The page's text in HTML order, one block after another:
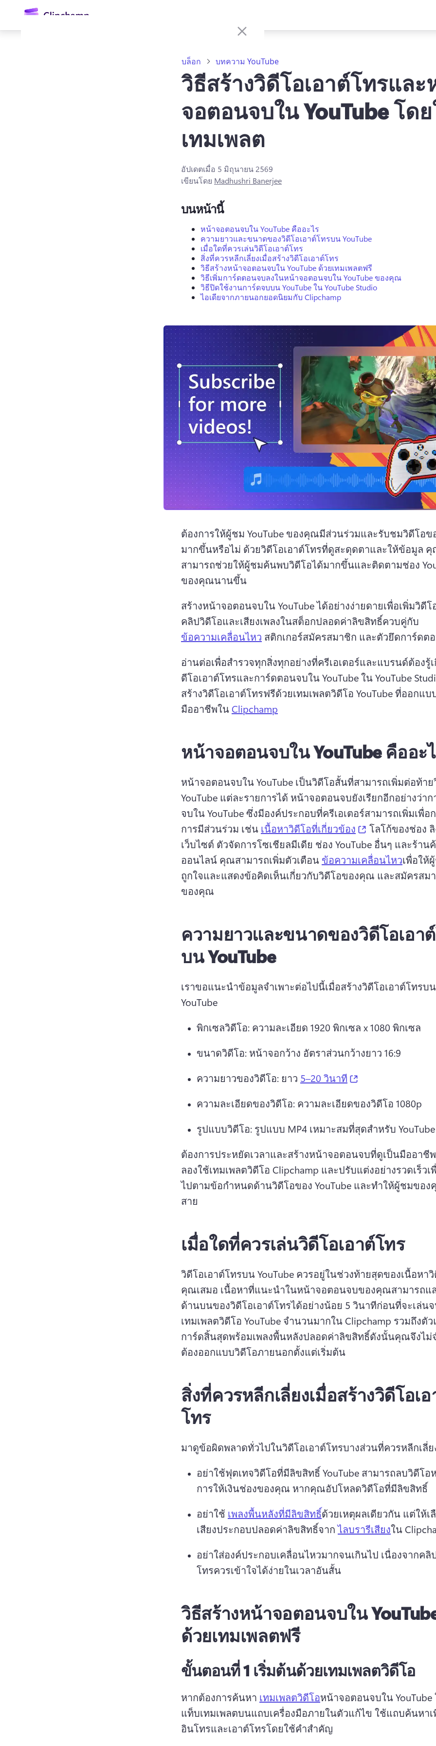
บล็อก บทความ YouTube
วิธีสร้างวิดีโอเอาต์โทรและ
จอตอนจบใน YouTube โด
เทมเพลต
อัปเดตเมื่อ 5 มิถุนายน 2569
เขียนโดย Madhushri Banerjee
บนหน้านี้
หน้าจอตอนจบใน YouTube คืออะไร
ความยาวและขนาดของวิดีโอเอาต์โทรบน YouTube
เมื่อใดที่ควรเล่นวิดีโอเอาต์โทร
สิ่งที่ควรหลีกเลี่ยงเมื่อสร้างวิดีโอเอาต์โทร
วิธีสร้างหน้าจอตอนจบใน YouTube ด้วยเทมเพลตฟรี
วิธีเพิ่มการ์ดตอนจบลงในหน้าจอตอนจบใน YouTube ของคุณ
วิธีปิดใช้งานการ์ดจบบน YouTube ใน YouTube Studio
ไอเดียจากภายนอกยอดนิยมกับ Clipchamp
ต้องการให้ผู้ชม YouTube ของคุณมีส่วนร่วมและรับชมวิดีโอ
มากขึ้นหรือไม่ ด้วยวิดีโอเอาต์โทรที่ดูสะดุดตาและให้ข้อมูล
สามารถช่วยให้ผู้ชมค้นพบวิดีโอได้มากขึ้นและติดตามช่อง
ของคุณนานขึ้น
สร้างหน้าจอตอนจบใน YouTube ได้อย่างง่ายดายเพื่อเพิ่มวิดี
คลิปวิดีโอและเสียงเพลงในสต็อกปลอดค่าลิขสิทธิ์ควบคู่กับ
ข้อความเคลื่อนไหว สติกเกอร์สมัครสมาชิก และตัวยึดการ์ดต
อ่านต่อเพื่อสำรวจทุกสิ่งทุกอย่างที่ครีเอเตอร์และแบรนด์ต้องรู้
ดีโอเอาต์โทรและการ์ดตอนจบใน YouTube ใน YouTube
สร้างวิดีโอเอาต์โทรฟรีด้วยเทมเพลตวิดีโอ YouTube ที่ออกแบ
มืออาชีพใน Clipchamp
หน้าจอตอนจบใน YouTube คืออะ
หน้าจอตอนจบใน YouTube เป็นวิดีโอสั้นที่สามารถเพิ่มต่อท้าย
YouTube แต่ละรายการได้ หน้าจอตอนจบยังเรียกอีกอย่างว่า
จบใน YouTube ซึ่งมีองค์ประกอบที่ครีเอเตอร์สามารถเพิ่มเพื่อ
การมีส่วนร่วม เช่น เนื้อหาวิดีโอที่เกี่ยวข้อง (opens in a new
โลโก้ของช่อง
เว็บไซต์ ตัวจัดการโซเชียลมีเดีย ช่อง YouTube อื่นๆ และร้าน
ออนไลน์ คุณสามารถเพิ่มตัวเตือน ข้อความเคลื่อนไหวเพื่อให้
ถูกใจและแสดงข้อคิดเห็นเกี่ยวกับวิดีโอของคุณ และสมัครสม
ของคุณ
ความยาวและขนาดของวิดีโอเอา
บน YouTube
เราขอแนะนำข้อมูลจำเพาะต่อไปนี้เมื่อสร้างวิดีโอเอาต์โทรบน
YouTube
พิกเซลวิดีโอ: ความละเอียด 1920 พิกเซล x 1080 พิกเซล
ขนาดวิดีโอ: หน้าจอกว้าง อัตราส่วนกว้างยาว 16:9
ความยาวของวิดีโอ: ยาว 5–20 วินาที
ความละเอียดของวิดีโอ: ความละเอียดของวิดีโอ 1080p
รูปแบบวิดีโอ: รูปแบบ MP4 เหมาะสมที่สุดสำหรับ YouTube
ลองใช้เทมเพลตวิดีโอ Clipchamp และปรับแต่งอย่างรวดเร็วเ
ไปตามข้อกําหนดด้านวิดีโอของ YouTube และทําให้ผู้ชมขอ
สาย
เมื่อใดที่ควรเล่นวิดีโอเอาต์โทร
วิดีโอเอาต์โทรบน YouTube ควรอยู่ในช่วงท้ายสุดของเนื้อหา
คุณเสมอ เนื้อหาที่แนะนำในหน้าจอตอนจบของคุณสามารถแ
เทมเพลตวิดีโอ YouTube จํานวนมากใน Clipchamp รวมถึงตั
การ์ดสิ้นสุดพร้อมเพลงพื้นหลังปลอดค่าลิขสิทธิ์ดังนั้นคุณจึงไม่
ต้องออกแบบวิดีโอภายนอกตั้งแต่เริ่มต้น
สิ่งที่ควรหลีกเลี่ยงเมื่อสร้างวิดีโอเ
โทร
มาดูข้อผิดพลาดทั่วไปในวิดีโอเอาต์โทรบางส่วนที่ควรหลีกเลี่ย
อย่าใช้ฟุตเทจวิดีโอที่มีลิขสิทธิ์ YouTube สามารถลบวิดีโอ
การให้เงินช่องของคุณ หากคุณอัปโหลดวิดีโอที่มีลิขสิทธิ์
อย่าใช้ เพลงพื้นหลังที่มีลิขสิทธิ์ด้วยเหตุผลเดียวกัน แต่ให้เ
เสียงประกอบปลอดค่าลิขสิทธิ์จาก ไลบรารีเสียง
อย่าใส่องค์ประกอบเคลื่อนไหวมากจนเกินไป เนื่องจากคลิ
โทรควรเข้าใจได้ง่ายในเวลาอันสั้น
วิธีสร้างหน้าจอตอนจบใน
ด้วยเทมเพลตฟรี
ขั้นตอนที่ 1 เริ่มต้นด้วยเทมเพลตวิดีโอ
หากต้องการค้นหา เทมเพลตวิดีโอหน้าจอตอนจบใน YouTube
แท็บเทมเพลตบนแถบเครื่องมือภายในตัวแก้ไข ใช้แถบค้นหา
อินโทรและเอาต์โทรโดยใช้คำสำคัญ